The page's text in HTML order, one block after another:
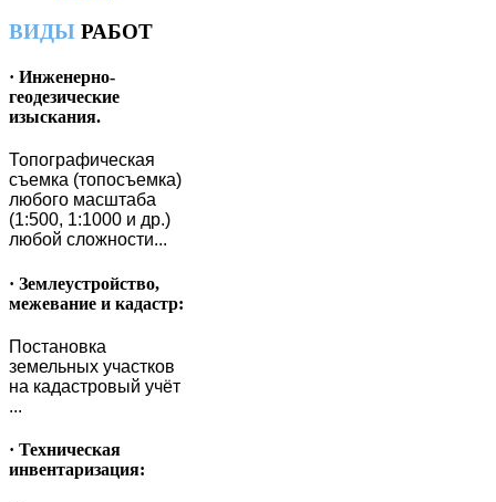
ВИДЫ РАБОТ
· Инженерно-
геодезические
изыскания.
Топографическая
съемка (топосъемка)
любого масштаба
(1:500, 1:1000 и др.)
любой сложности...
· Землеустройство,
межевание и кадастр:
Постановка
земельных участков
на кадастровый учёт
...
· Техническая
инвентаризация: